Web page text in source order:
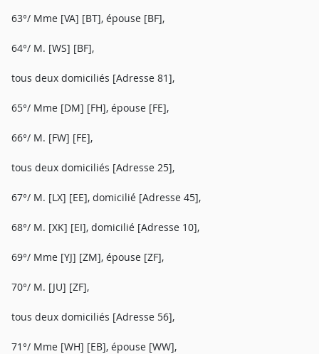
63°/ Mme [VA] [BT], épouse [BF],
64°/ M. [WS] [BF],
tous deux domiciliés [Adresse 81],
65°/ Mme [DM] [FH], épouse [FE],
66°/ M. [FW] [FE],
tous deux domiciliés [Adresse 25],
67°/ M. [LX] [EE], domicilié [Adresse 45],
68°/ M. [XK] [EI], domicilié [Adresse 10],
69°/ Mme [YJ] [ZM], épouse [ZF],
70°/ M. [JU] [ZF],
tous deux domiciliés [Adresse 56],
71°/ Mme [WH] [EB], épouse [WW],